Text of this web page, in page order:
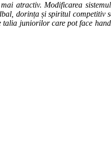
atractiv. Modificarea
dorința și spiritul competitiv
juniorilor care pot face